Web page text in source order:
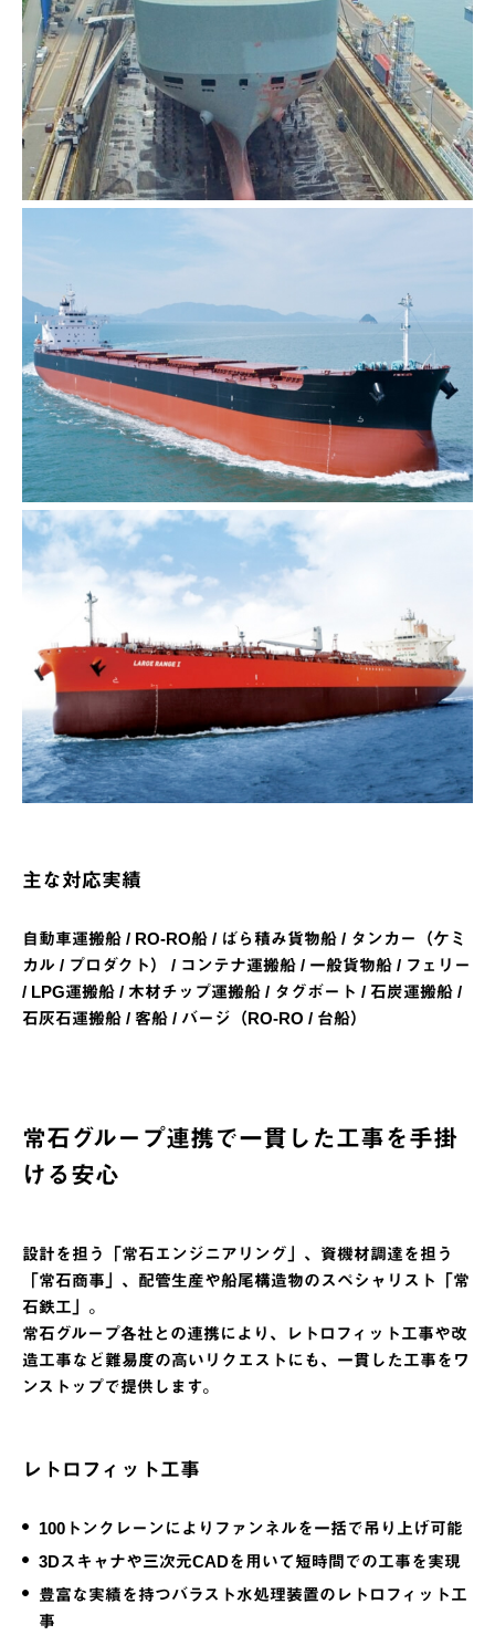
主な対応実績
自動車運搬船 / RO-RO船 / ばら積み貨物船 / タンカー（ケミ
カル / プロダクト） / コンテナ運搬船 / 一般貨物船 / フェリー
/ LPG運搬船 / 木材チップ運搬船 / タグボート / 石炭運搬船 /
石灰石運搬船 / 客船 / バージ（RO-RO / 台船）
常石グループ連携で一貫した工事を手掛
ける安心
設計を担う「常石エンジニアリング」、資機材調達を担う
「常石商事」、配管生産や船尾構造物のスペシャリスト「常
石鉄工」。
常石グループ各社との連携により、レトロフィット工事や改
造工事など難易度の高いリクエストにも、一貫した工事をワ
ンストップで提供します。
レトロフィット工事
100トンクレーンによりファンネルを一括で吊り上げ可能
3Dスキャナや三次元CADを用いて短時間での工事を実現
豊富な実績を持つバラスト水処理装置のレトロフィット工
事